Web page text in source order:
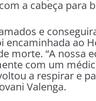
a cabeça para
e
encaminhada ao
morte. “A nossa
com um
a respirar e
Valenga.